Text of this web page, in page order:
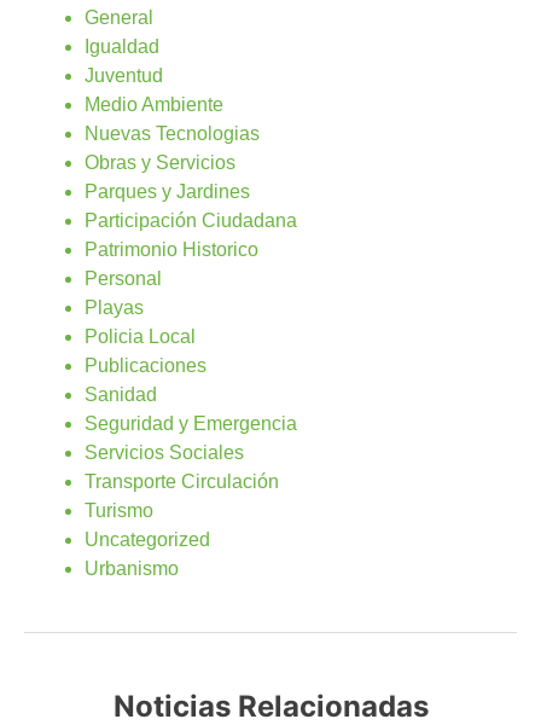
General
Igualdad
Juventud
Medio Ambiente
Nuevas Tecnologias
Obras y Servicios
Parques y Jardines
Participación Ciudadana
Patrimonio Historico
Personal
Playas
Policia Local
Publicaciones
Sanidad
Seguridad y Emergencia
Servicios Sociales
Transporte Circulación
Turismo
Uncategorized
Urbanismo
Noticias Relacionadas